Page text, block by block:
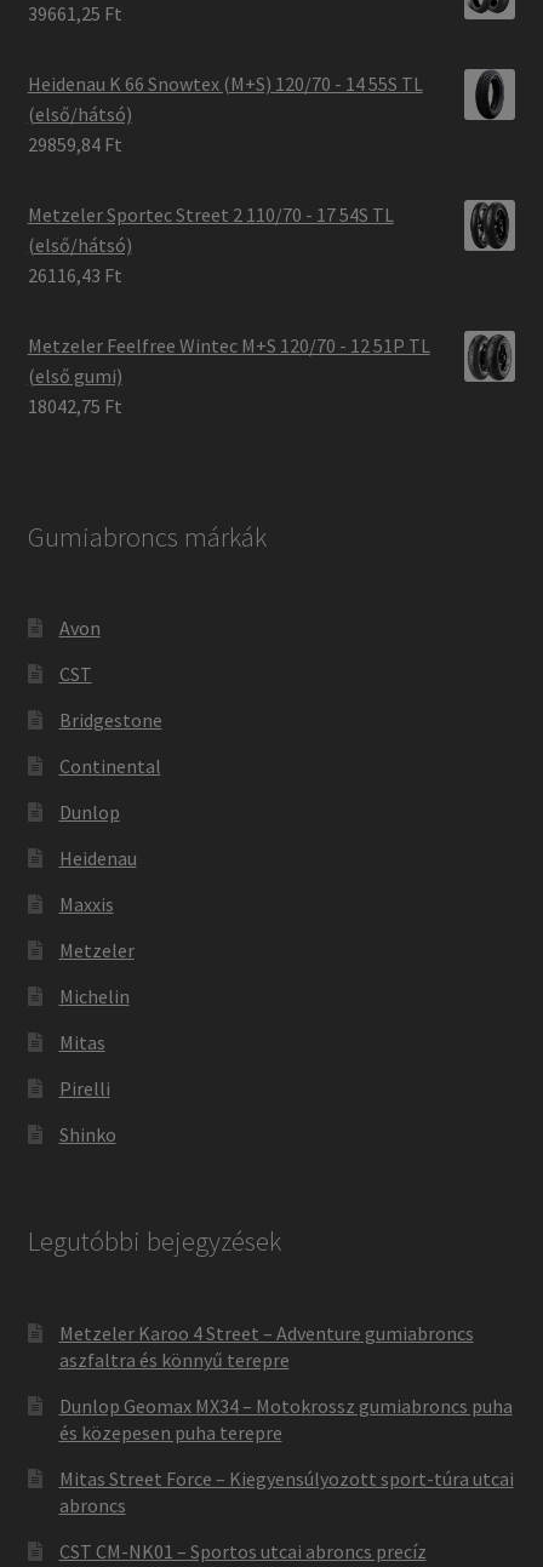
39661,25 Ft
Heidenau K 66 Snowtex (M+S) 120/70 - 14 55S TL
(első/hátsó)
29859,84 Ft
Metzeler Sportec Street 2 110/70 - 17 54S TL
(első/hátsó)
26116,43 Ft
Metzeler Feelfree Wintec M+S 120/70 - 12 51P TL
(első gumi)
18042,75 Ft
Gumiabroncs márkák
Avon
CST
Bridgestone
Continental
Dunlop
Heidenau
Maxxis
Metzeler
Michelin
Mitas
Pirelli
Shinko
Legutóbbi bejegyzések
Metzeler Karoo 4 Street – Adventure gumiabroncs
aszfaltra és könnyű terepre
Dunlop Geomax MX34 – Motokrossz gumiabroncs puha
és közepesen puha terepre
Mitas Street Force – Kiegyensúlyozott sport-túra utcai
abroncs
CST CM-NK01 – Sportos utcai abroncs precíz